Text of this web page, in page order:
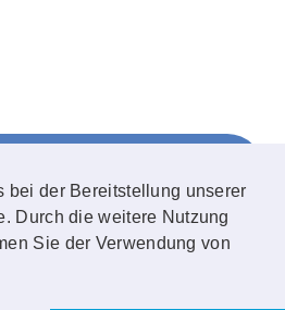
bei der Bereitstellung unserer
Durch die weitere Nutzung
Sie der Verwendung von